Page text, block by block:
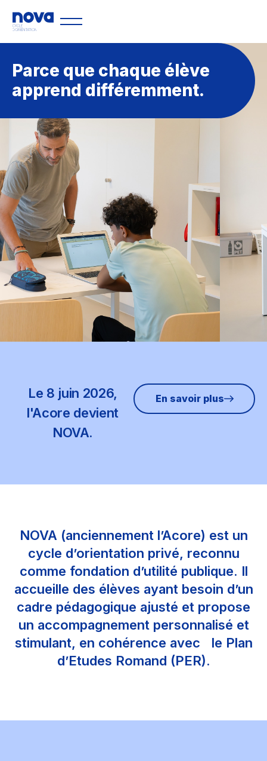
Accueil
Parce que chaque élève
apprend différemment.
Le 8 juin 2026,
l'Acore devient
NOVA.
En savoir plus
NOVA (anciennement l’Acore) est un
cycle d’orientation privé, reconnu
comme fondation d’utilité publique. Il
accueille des élèves ayant besoin d’un
cadre pédagogique ajusté et propose
un accompagnement personnalisé et
stimulant, en cohérence avec le Plan
d’Etudes Romand (PER).